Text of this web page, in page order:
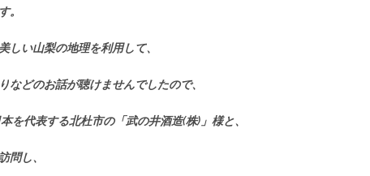
。
しい山梨の地理を利用して、
どのお話が聴けませんでしたので、
を代表する北杜市の「武の井酒造(株)」様と、
問し、